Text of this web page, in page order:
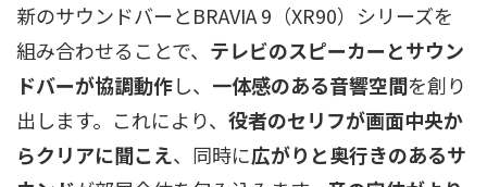
新のサウンドバーとBRAVIA 9（XR90）シリーズを
組み合わせることで、 テレビのスピーカーとサウン
ドバーが協調動作し、 一体感のある音響空間を創り
出します。これにより、 役者のセリフが画面中央か
らクリアに聞こえ、同時に広がりと奥行きのあるサ